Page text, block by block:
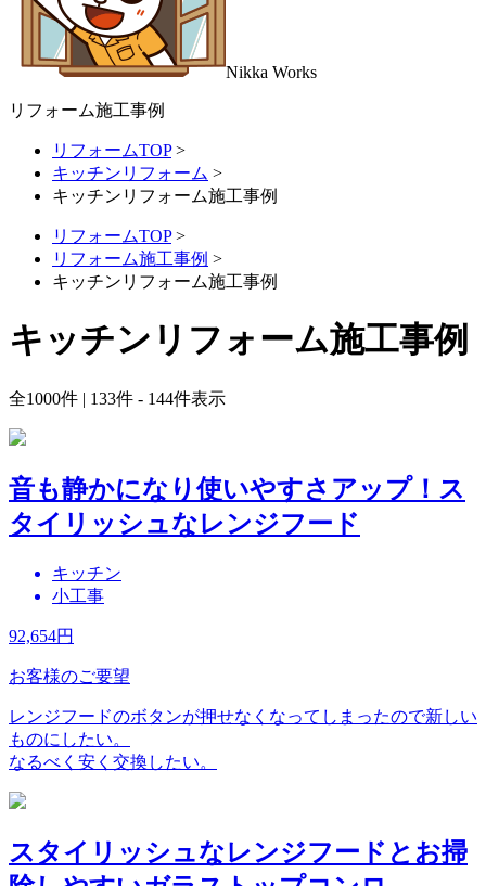
Nikka Works
リフォーム施工事例
リフォームTOP>
キッチンリフォーム >
キッチンリフォーム施工事例
リフォームTOP>
リフォーム施工事例 >
キッチンリフォーム施工事例
キッチンリフォーム施工事例
全1000件 | 133件 - 144件表示
音も静かになり使いやすさアップ！ス
タイリッシュなレンジフード
キッチン
小工事
92,654円
お客様のご要望
レンジフードのボタンが押せなくなってしまったので新しい
ものにしたい。
なるべく安く交換したい。
スタイリッシュなレンジフードとお掃